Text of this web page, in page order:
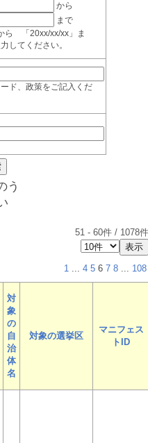
から
まで
「20xx/xx/xx」ま
してください。
ド、政策をご記入くだ
う
51 - 60件 / 1078件
1 ... 4 5 6 7 8 ... 108
対
象
の
自
治
体
名
対象の選挙区
マニフェス
トID